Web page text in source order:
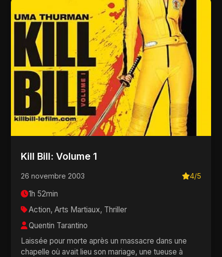
Kill Bill: Volume 1
26 novembre 2003 4/5
1h 52min
Action, Arts Martiaux, Thriller
Quentin Tarantino
Laissée pour morte après un massacre dans une
chapelle où avait lieu son mariage, une tueuse à